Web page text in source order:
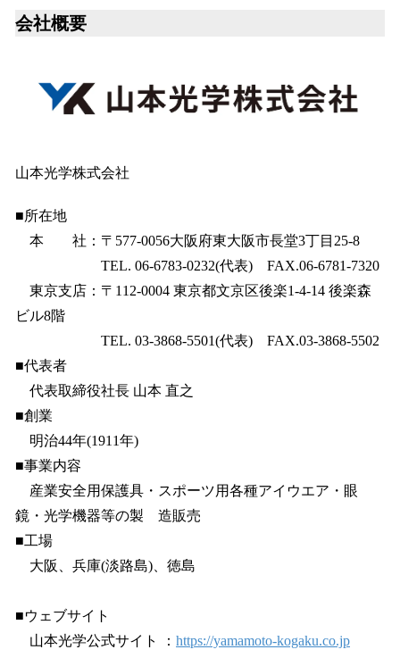
会社概要
山本光学株式会社
■所在地
本 社：〒577-0056大阪府東大阪市長堂3丁目25-8
TEL. 06-6783-0232(代表) FAX.06-6781-7320
東京支店：〒112-0004 東京都文京区後楽1-4-14 後楽森
ビル8階
TEL. 03-3868-5501(代表) FAX.03-3868-5502
■代表者
代表取締役社長 山本 直之
■創業
明治44年(1911年)
■事業内容
産業安全用保護具・スポーツ用各種アイウエア・眼
鏡・光学機器等の製 造販売
■工場
大阪、兵庫(淡路島)、徳島
■ウェブサイト
山本光学公式サイト ： https://yamamoto-kogaku.co.jp